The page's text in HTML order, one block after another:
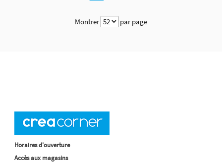
Montrer par page
Horaires d'ouverture
Accès aux magasins